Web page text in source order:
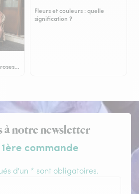
Fleurs et couleurs : quelle
signification ?
à notre newsletter
commande
d'un * sont obligatoires.